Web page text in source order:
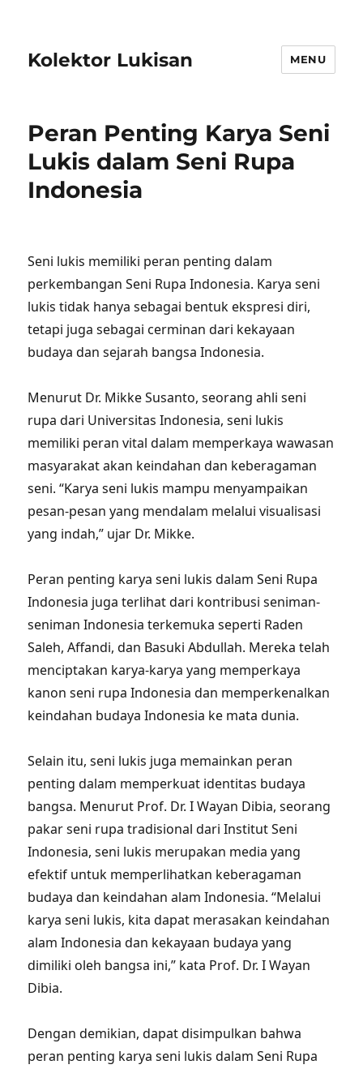
Kolektor Lukisan MENU
Peran Penting Karya Seni
Lukis dalam Seni Rupa
Indonesia
Seni lukis memiliki peran penting dalam
perkembangan Seni Rupa Indonesia. Karya seni
lukis tidak hanya sebagai bentuk ekspresi diri,
tetapi juga sebagai cerminan dari kekayaan
budaya dan sejarah bangsa Indonesia.
Menurut Dr. Mikke Susanto, seorang ahli seni
rupa dari Universitas Indonesia, seni lukis
memiliki peran vital dalam memperkaya wawasan
masyarakat akan keindahan dan keberagaman
seni. “Karya seni lukis mampu menyampaikan
pesan-pesan yang mendalam melalui visualisasi
yang indah,” ujar Dr. Mikke.
Peran penting karya seni lukis dalam Seni Rupa
Indonesia juga terlihat dari kontribusi seniman-
seniman Indonesia terkemuka seperti Raden
Saleh, Affandi, dan Basuki Abdullah. Mereka telah
menciptakan karya-karya yang memperkaya
kanon seni rupa Indonesia dan memperkenalkan
keindahan budaya Indonesia ke mata dunia.
Selain itu, seni lukis juga memainkan peran
penting dalam memperkuat identitas budaya
bangsa. Menurut Prof. Dr. I Wayan Dibia, seorang
pakar seni rupa tradisional dari Institut Seni
Indonesia, seni lukis merupakan media yang
efektif untuk memperlihatkan keberagaman
budaya dan keindahan alam Indonesia. “Melalui
karya seni lukis, kita dapat merasakan keindahan
alam Indonesia dan kekayaan budaya yang
dimiliki oleh bangsa ini,” kata Prof. Dr. I Wayan
Dibia.
Dengan demikian, dapat disimpulkan bahwa
peran penting karya seni lukis dalam Seni Rupa